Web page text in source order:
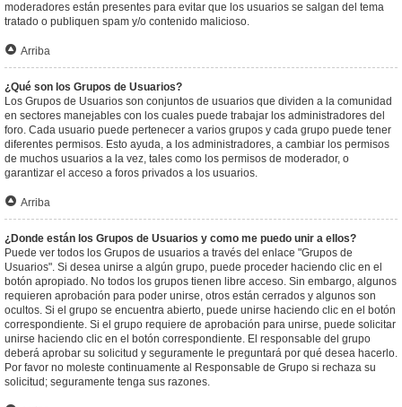
moderadores están presentes para evitar que los usuarios se salgan del tema
tratado o publiquen spam y/o contenido malicioso.
Arriba
¿Qué son los Grupos de Usuarios?
Los Grupos de Usuarios son conjuntos de usuarios que dividen a la comunidad
en sectores manejables con los cuales puede trabajar los administradores del
foro. Cada usuario puede pertenecer a varios grupos y cada grupo puede tener
diferentes permisos. Esto ayuda, a los administradores, a cambiar los permisos
de muchos usuarios a la vez, tales como los permisos de moderador, o
garantizar el acceso a foros privados a los usuarios.
Arriba
¿Donde están los Grupos de Usuarios y como me puedo unir a ellos?
Puede ver todos los Grupos de usuarios a través del enlace "Grupos de
Usuarios". Si desea unirse a algún grupo, puede proceder haciendo clic en el
botón apropiado. No todos los grupos tienen libre acceso. Sin embargo, algunos
requieren aprobación para poder unirse, otros están cerrados y algunos son
ocultos. Si el grupo se encuentra abierto, puede unirse haciendo clic en el botón
correspondiente. Si el grupo requiere de aprobación para unirse, puede solicitar
unirse haciendo clic en el botón correspondiente. El responsable del grupo
deberá aprobar su solicitud y seguramente le preguntará por qué desea hacerlo.
Por favor no moleste continuamente al Responsable de Grupo si rechaza su
solicitud; seguramente tenga sus razones.